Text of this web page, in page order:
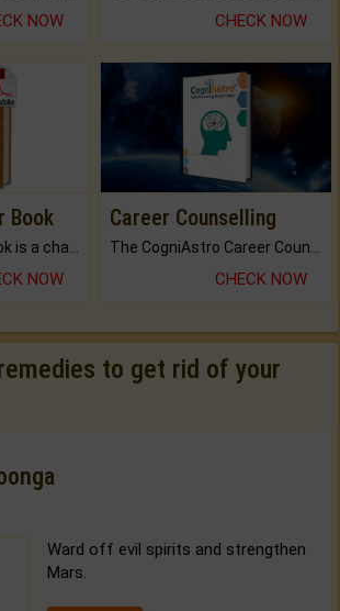
NOW CHECK NOW
Book
AstroSage Yearbook is a channel to fulfill your dreams and destiny.
NOW
Career Counselling
The CogniAstro Career Counselling Report is the most comprehensive report available on this topic.
CHECK NOW
to get rid of your
Ward off evil spirits and strengthen
Mars.